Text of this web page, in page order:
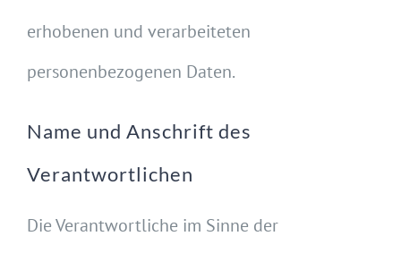
erhobenen und verarbeiteten
personenbezogenen Daten.
Name und Anschrift des
Verantwortlichen
Die Verantwortliche im Sinne der